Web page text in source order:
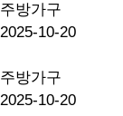
주방가구
2025-10-20
주방가구
2025-10-20